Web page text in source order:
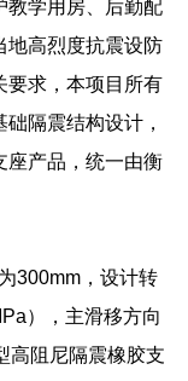
教学用房、后勤配
地高烈度抗震设防
要求，本项目所有
隔震结构设计，
座产品，统一由衡
300mm，设计转
），主滑移方向
高阻尼隔震橡胶支